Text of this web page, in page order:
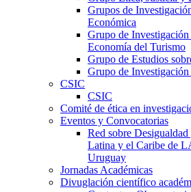
Grupos de
Económica
Grupo de
Economía del Turismo
Grupo de Estudios
Grupo de Investigación
CSIC
CSIC
Comité de ética en
Eventos y Convocatorias
Red sobre
Latina y el Caribe de
Uruguay
Jornadas Académicas
Divuglación científico